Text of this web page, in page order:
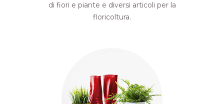
di fiori e piante e diversi articoli per la
floricoltura.